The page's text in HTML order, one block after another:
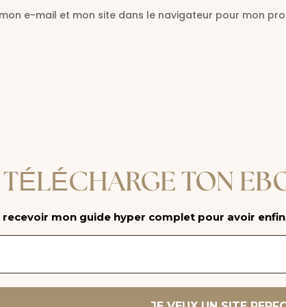
e-mail et mon site dans le navigateur pour mon
TÉLÉCHARGE TON
recevoir mon guide hyper complet pour avoir